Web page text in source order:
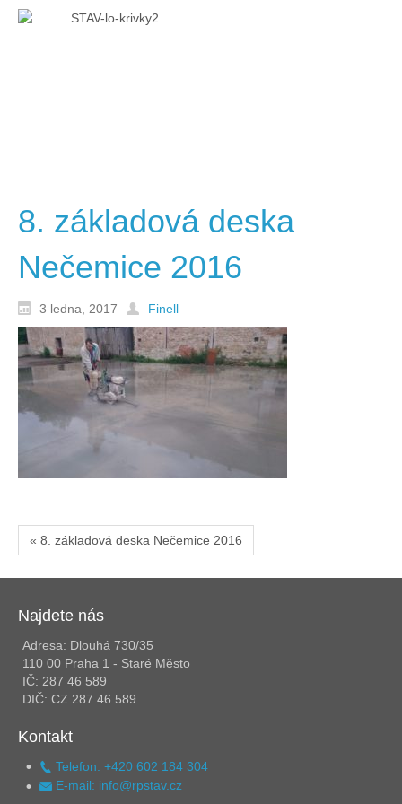
8. základová deska
Nečemice 2016
3 ledna, 2017 Finell
« 8. základová deska Nečemice 2016
Najdete nás
Adresa: Dlouhá 730/35
110 00 Praha 1 - Staré Město
IČ: 287 46 589
DIČ: CZ 287 46 589
Kontakt
Telefon: +420 602 184 304
E-mail: info@rpstav.cz